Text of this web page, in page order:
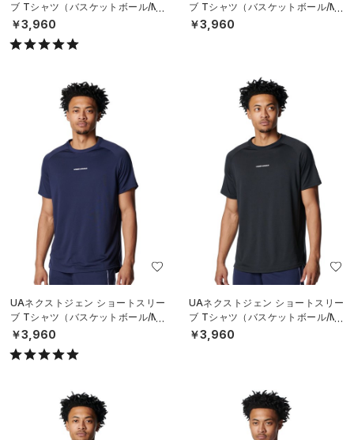
ブ Tシャツ（バスケットボール/ME
N）
￥3,960
ブ Tシャツ（バスケットボール/ME
N）
￥3,960
UAネクストジェン ショートスリー
ブ Tシャツ（バスケットボール/ME
N）
￥3,960
UAネクストジェン ショートスリー
ブ Tシャツ（バスケットボール/ME
N）
￥3,960